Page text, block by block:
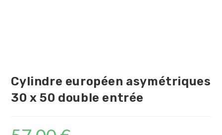
Cylindre européen asymétriques
30 x 50 double entrée